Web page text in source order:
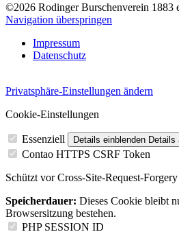
©2026 Rodinger Burschenverein 1883
Navigation überspringen
Impressum
Datenschutz
Privatsphäre-Einstellungen ändern
Cookie-Einstellungen
Essenziell Details einblenden Details
Contao HTTPS CSRF Token
Schützt vor Cross-Site-Request-
Speicherdauer: Dieses Cookie bleibt
Browsersitzung bestehen.
PHP SESSION ID